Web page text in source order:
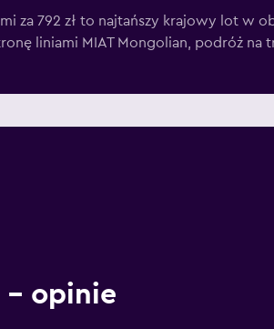
za 792 zł to najtańszy krajowy lot w
liniami MIAT Mongolian, podróż na
– opinie